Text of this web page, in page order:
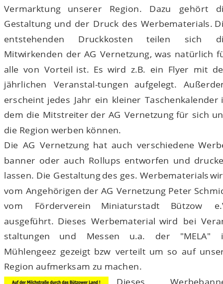
Vermarktung
unserer Region. Dazu gehört
Gestaltung und der Druck des Werbematerials.
entstehenden
Druckkosten teilen sich
Mitwirkenden der AG Vernetzung, was natürlich
alle von Vorteil ist. Es wird z.B. ein Flyer mit
jährlichen
Veranstal-tungen aufgelegt.
erscheint jedes Jahr ein kleiner Taschenkalender
dem die Mitstreiter der AG Vernetzung für sich
die Region werben können.
Die AG Vernetzung hat auch verschiedene
banner oder auch Rollups entworfen und
lassen. Die Gestaltungdes ges. Werbematerials
vom Angehörigen der AG Vernetzung Peter
vom
Förderverein Miniaturstadt Bützow
ausgeführt. Dieses Werbematerial wird bei
staltungen
und Messen u.a. der "MELA"
Mühlengeez gezeigt bzw verteilt um so auf
Region aufmerksam zu machen.
Dieses